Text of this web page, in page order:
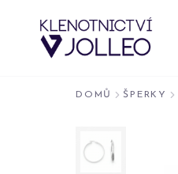
DOMŮ ŠPERKY